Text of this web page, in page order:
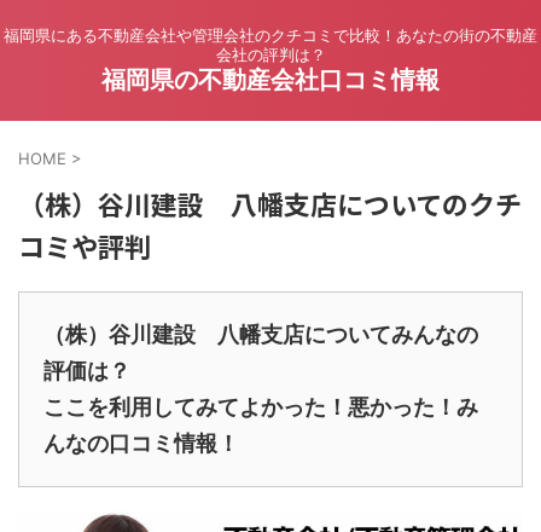
福岡県にある不動産会社や管理会社のクチコミで比較！あなたの街の不動産
会社の評判は？
福岡県の不動産会社口コミ情報
HOME >
（株）谷川建設 八幡支店についてのクチ
コミや評判
（株）谷川建設 八幡支店についてみんなの
評価は？
ここを利用してみてよかった！悪かった！み
んなの口コミ情報！